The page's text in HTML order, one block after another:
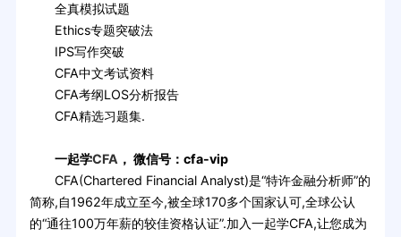
全真模拟试题
Ethics专题突破法
IPS写作突破
CFA中文考试资料
CFA考纲LOS分析报告
CFA精选习题集.
一起学CFA， 微信号：cfa-vip
CFA(Chartered Financial Analyst)是“特许金融分析师”的
简称,自1962年成立至今,被全球170多个国家认可,全球公认
的“通往100万年薪的较佳资格认证”.加入一起学CFA,让您成为